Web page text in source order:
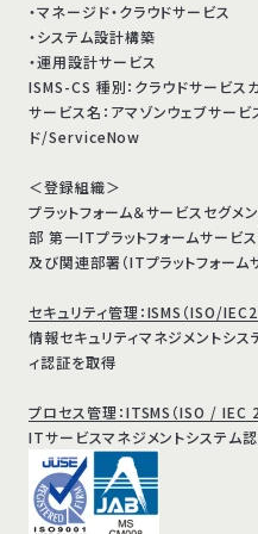
・マネージド・クラウドサービス
・システム設計構築
・運用設計サービス
ISMS-CS 種別：クラウドサービス
サービス名：アマゾンウェブサ
ド/ServiceNow
＜登録組織＞
プラットフォーム＆サービスセグメ
部 第一ITプラットフォームサー
及び関連部署（ITプラットフォーム
セキュリティ管理：ISMS（ISO/
情報セキュリティマネジメントシ
ィ認証を取得
プロセス管理：ITSMS（ISO / IEC
ITサービスマネジメントシステム